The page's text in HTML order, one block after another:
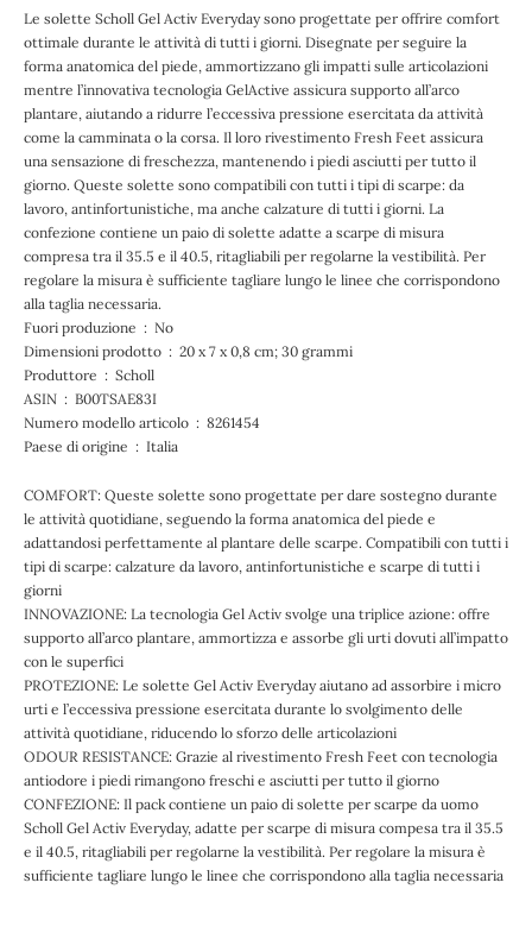
Le solette Scholl Gel Activ Everyday sono progettate per offrire comfort
ottimale durante le attività di tutti i giorni. Disegnate per seguire la
forma anatomica del piede, ammortizzano gli impatti sulle articolazioni
mentre l’innovativa tecnologia GelActive assicura supporto all’arco
plantare, aiutando a ridurre l’eccessiva pressione esercitata da attività
come la camminata o la corsa. Il loro rivestimento Fresh Feet assicura
una sensazione di freschezza, mantenendo i piedi asciutti per tutto il
giorno. Queste solette sono compatibili con tutti i tipi di scarpe: da
lavoro, antinfortunistiche, ma anche calzature di tutti i giorni. La
confezione contiene un paio di solette adatte a scarpe di misura
compresa tra il 35.5 e il 40.5, ritagliabili per regolarne la vestibilità. Per
regolare la misura è sufficiente tagliare lungo le linee che corrispondono
alla taglia necessaria.
Fuori produzione ‏ : ‎ No
Dimensioni prodotto ‏ : ‎ 20 x 7 x 0,8 cm; 30 grammi
Produttore ‏ : ‎ Scholl
ASIN ‏ : ‎ B00TSAE83I
Numero modello articolo ‏ : ‎ 8261454
Paese di origine ‏ : ‎ Italia
COMFORT: Queste solette sono progettate per dare sostegno durante
le attività quotidiane, seguendo la forma anatomica del piede e
adattandosi perfettamente al plantare delle scarpe. Compatibili con tutti i
tipi di scarpe: calzature da lavoro, antinfortunistiche e scarpe di tutti i
giorni
INNOVAZIONE: La tecnologia Gel Activ svolge una triplice azione: offre
supporto all’arco plantare, ammortizza e assorbe gli urti dovuti all’impatto
con le superfici
PROTEZIONE: Le solette Gel Activ Everyday aiutano ad assorbire i micro
urti e l’eccessiva pressione esercitata durante lo svolgimento delle
attività quotidiane, riducendo lo sforzo delle articolazioni
ODOUR RESISTANCE: Grazie al rivestimento Fresh Feet con tecnologia
antiodore i piedi rimangono freschi e asciutti per tutto il giorno
CONFEZIONE: Il pack contiene un paio di solette per scarpe da uomo
Scholl Gel Activ Everyday, adatte per scarpe di misura compesa tra il 35.5
e il 40.5, ritagliabili per regolarne la vestibilità. Per regolare la misura è
sufficiente tagliare lungo le linee che corrispondono alla taglia necessaria